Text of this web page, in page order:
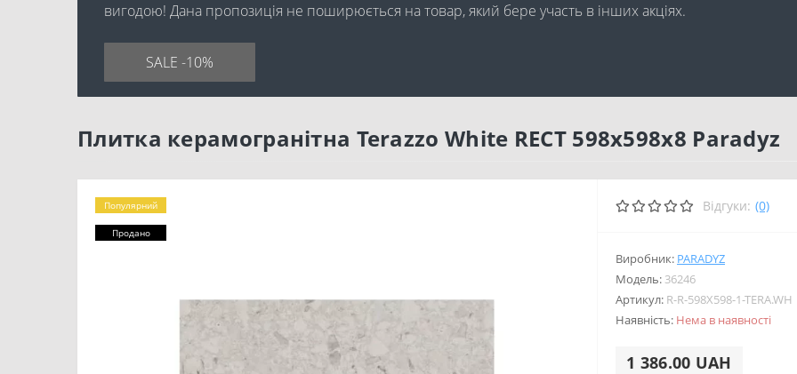
вигодою! Дана пропозиція не поширюється на товар, який бере участь в інших акціях.
SALE -10%
Плитка керамогранітна Terazzo White RECT 598x598x8 Paradyz
Популярний
Продано
Відгуки: (0)
Виробник: PARADYZ
Модель: 36246
Артикул: R-R-598X598-1-TERA.WH
Наявність: Нема в наявності
1 386.00 UAH